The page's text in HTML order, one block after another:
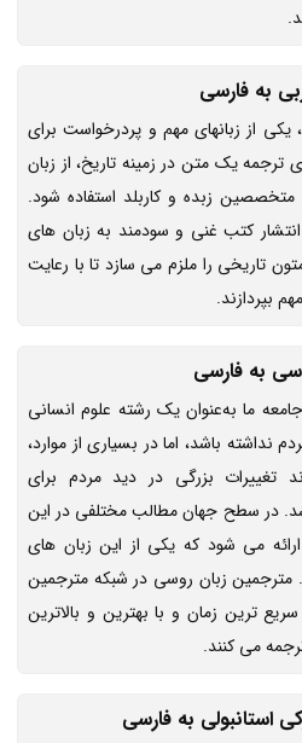
به فارسی
یکی از زبانهای مهم و پردرخواست برای
یک متن در زمینه تاریخ، از زبان
زبده و کاربلد استفاده شود.
کتب غنی و سودمند به زبان های
تاریخی را ملزم می سازد تا با رعایت
بپردازند.
به فارسی
ما به‌عنوان یک رشته علوم انسانی
نداشته باشد، اما در بسیاری از موارد،
تغییرات بزرگی در دید مردم برای
در سطح جهان مطالب مختلفی در این
می شود که یکی از این زبان های
مترجمین زبان روسی در شبکه مترجمین
ترین زمان و با بهترین و بالاترین
می کنند.
استانبولی به فارسی